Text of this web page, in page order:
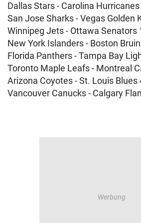
Dallas Stars - Carolina Hurricanes
San Jose Sharks - Vegas Golden
Winnipeg Jets - Ottawa Senators
New York Islanders - Boston
Florida Panthers - Tampa Bay
Toronto Maple Leafs - Montreal
Arizona Coyotes - St. Louis Blues
Vancouver Canucks - Calgary